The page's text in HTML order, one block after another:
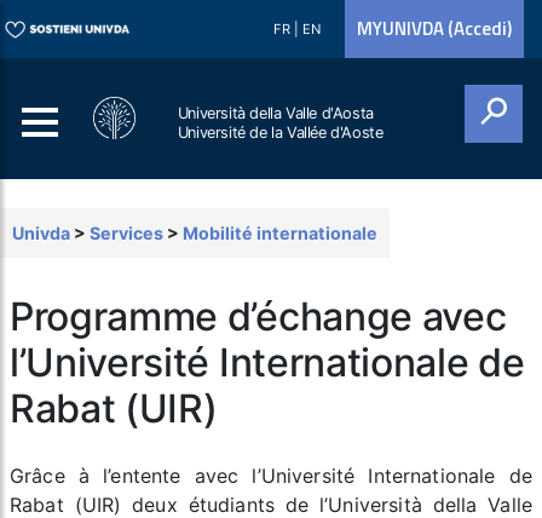
FR EN MYUNIVDA (Accedi)
Università della Valle d'Aosta
Université de la Vallée d'Aoste
Univda > Services > Mobilité internationale
Programme d’échange avec
l’Université Internationale de
Rabat (UIR)
Grâce à l’entente avec l’Université Internationale de
Rabat (UIR) deux étudiants de l’Università della Valle